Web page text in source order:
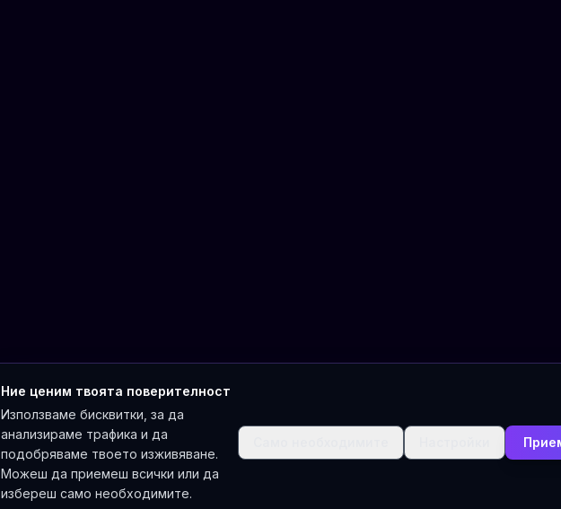
Ние ценим твоята поверителност
Използваме бисквитки, за да
анализираме трафика и да
подобряваме твоето изживяване.
Можеш да приемеш всички или да
избереш само необходимите.